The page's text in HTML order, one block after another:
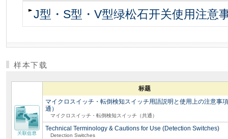
J型・S型・V型绿松石开关使用注意
样本下载
标题
マイクロスイッチ・転倒検知スイッチ用語説明と使用上の注意事
通）
マイクロスイッチ・転倒検知スイッチ（共通）
Technical Terminology & Cautions for Use (Detection Switches)
Detection Switches